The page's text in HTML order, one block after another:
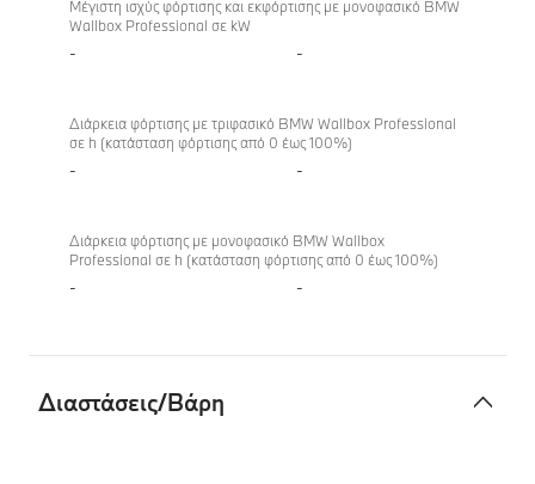
Μέγιστη ισχύς φόρτισης και εκφόρτισης με μονοφασικό BMW
Wallbox Professional σε kW
- -
Διάρκεια φόρτισης με τριφασικό BMW Wallbox Professional
σε h (κατάσταση φόρτισης από 0 έως 100%)
- -
Διάρκεια φόρτισης με μονοφασικό BMW Wallbox
Professional σε h (κατάσταση φόρτισης από 0 έως 100%)
- -
Διαστάσεις/Βάρη